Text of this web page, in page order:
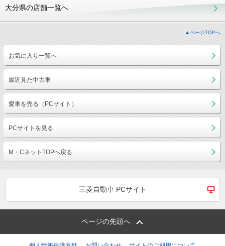
大分県の店舗一覧へ
▲ページTOPへ
お気に入り一覧へ
最近見た中古車
愛車を売る（PCサイト）
PCサイトを見る
M・CネットTOPへ戻る
三菱自動車 PCサイト
ページの先頭へ